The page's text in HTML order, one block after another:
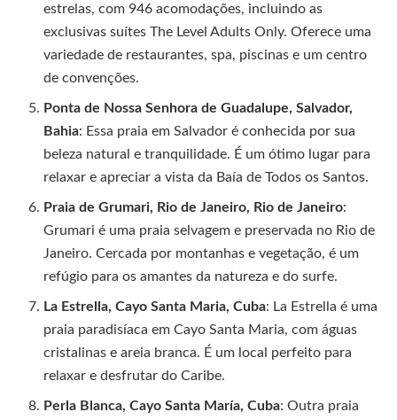
estrelas, com 946 acomodações, incluindo as
exclusivas suítes The Level Adults Only. Oferece uma
variedade de restaurantes, spa, piscinas e um centro
de convenções.
Ponta de Nossa Senhora de Guadalupe, Salvador,
Bahia: Essa praia em Salvador é conhecida por sua
beleza natural e tranquilidade. É um ótimo lugar para
relaxar e apreciar a vista da Baía de Todos os Santos.
Praia de Grumari, Rio de Janeiro, Rio de Janeiro:
Grumari é uma praia selvagem e preservada no Rio de
Janeiro. Cercada por montanhas e vegetação, é um
refúgio para os amantes da natureza e do surfe.
La Estrella, Cayo Santa Maria, Cuba: La Estrella é uma
praia paradisíaca em Cayo Santa Maria, com águas
cristalinas e areia branca. É um local perfeito para
relaxar e desfrutar do Caribe.
Perla Blanca, Cayo Santa María, Cuba: Outra praia